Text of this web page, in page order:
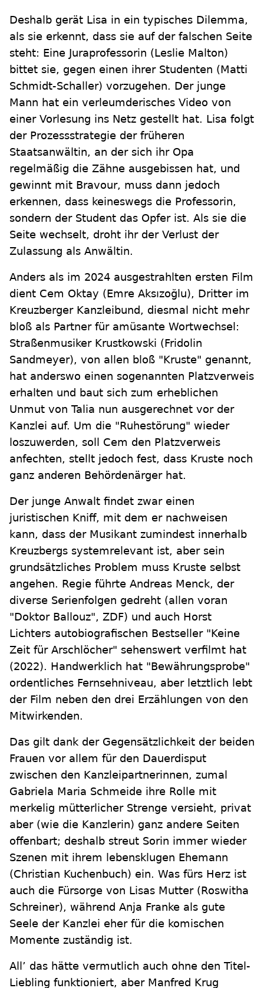
Deshalb gerät Lisa in ein typisches Dilemma,
als sie erkennt, dass sie auf der falschen Seite
steht: Eine Juraprofessorin (Leslie Malton)
bittet sie, gegen einen ihrer Studenten (Matti
Schmidt-Schaller) vorzugehen. Der junge
Mann hat ein verleumderisches Video von
einer Vorlesung ins Netz gestellt hat. Lisa folgt
der Prozessstrategie der früheren
Staatsanwältin, an der sich ihr Opa
regelmäßig die Zähne ausgebissen hat, und
gewinnt mit Bravour, muss dann jedoch
erkennen, dass keineswegs die Professorin,
sondern der Student das Opfer ist. Als sie die
Seite wechselt, droht ihr der Verlust der
Zulassung als Anwältin.
Anders als im 2024 ausgestrahlten ersten Film
dient Cem Oktay (Emre Aksızoğlu), Dritter im
Kreuzberger Kanzleibund, diesmal nicht mehr
bloß als Partner für amüsante Wortwechsel:
Straßenmusiker Krustkowski (Fridolin
Sandmeyer), von allen bloß "Kruste" genannt,
hat anderswo einen sogenannten Platzverweis
erhalten und baut sich zum erheblichen
Unmut von Talia nun ausgerechnet vor der
Kanzlei auf. Um die "Ruhestörung" wieder
loszuwerden, soll Cem den Platzverweis
anfechten, stellt jedoch fest, dass Kruste noch
ganz anderen Behördenärger hat.
Der junge Anwalt findet zwar einen
juristischen Kniff, mit dem er nachweisen
kann, dass der Musikant zumindest innerhalb
Kreuzbergs systemrelevant ist, aber sein
grundsätzliches Problem muss Kruste selbst
angehen. Regie führte Andreas Menck, der
diverse Serienfolgen gedreht (allen voran
"Doktor Ballouz", ZDF) und auch Horst
Lichters autobiografischen Bestseller "Keine
Zeit für Arschlöcher" sehenswert verfilmt hat
(2022). Handwerklich hat "Bewährungsprobe"
ordentliches Fernsehniveau, aber letztlich lebt
der Film neben den drei Erzählungen von den
Mitwirkenden.
Das gilt dank der Gegensätzlichkeit der beiden
Frauen vor allem für den Dauerdisput
zwischen den Kanzleipartnerinnen, zumal
Gabriela Maria Schmeide ihre Rolle mit
merkelig mütterlicher Strenge versieht, privat
aber (wie die Kanzlerin) ganz andere Seiten
offenbart; deshalb streut Sorin immer wieder
Szenen mit ihrem lebensklugen Ehemann
(Christian Kuchenbuch) ein. Was fürs Herz ist
auch die Fürsorge von Lisas Mutter (Roswitha
Schreiner), während Anja Franke als gute
Seele der Kanzlei eher für die komischen
Momente zuständig ist.
All’ das hätte vermutlich auch ohne den Titel-
Liebling funktioniert, aber Manfred Krug